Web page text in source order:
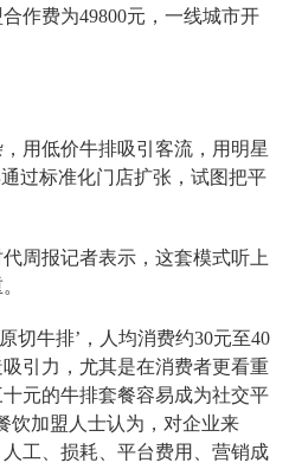
作费为49800元，一线城市开
用低价牛排吸引客流，用明星
过标准化门店扩张，试图把平
周报记者表示，这套模式听上
切牛排’，人均消费约30元至40
引力，尤其是在消费者更看重
元的牛排套餐容易成为社交平
饮加盟人士认为，对企业来
工、损耗、平台费用、营销成